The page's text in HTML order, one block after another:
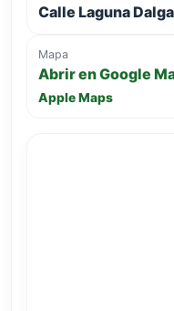
Calle Laguna
Mapa
Abrir en Google
Apple Maps